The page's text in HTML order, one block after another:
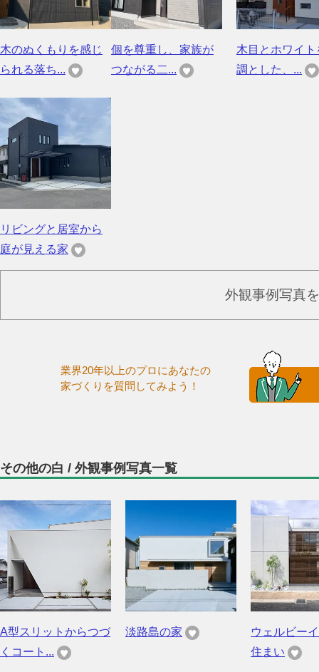
木のぬくもりを感じ
られる落ち...
個を尊重し、家族が
つながる二...
木目とホワイト
調とした、...
リビングと居室から
庭が見える家
外観事例写真
業界20年以上のプロにあなたの
家づくりを質問してみよう！
その他の白 / 外観事例写真一覧
A型スリットからつづ
くコート...
淡路島の家
ウェルビー
住まい